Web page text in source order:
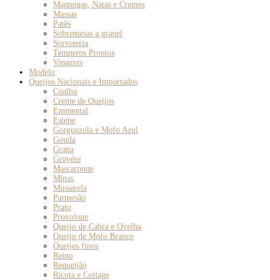
Manteigas, Natas e Cremes
Massas
Patês
Sobremesas a granel
Sorveteria
Temperos Prontos
Vinagres
Modelo
Queijos Nacionais e Importados
Coalho
Creme de Queijos
Emmental
Estepe
Gorgonzola e Mofo Azul
Gouda
Grana
Gruyére
Mascarpone
Minas
Mussarela
Parmesão
Prato
Provolone
Queijo de Cabra e Ovelha
Queijo de Mofo Branco
Queijos finos
Reino
Requeijão
Ricota e Cottage